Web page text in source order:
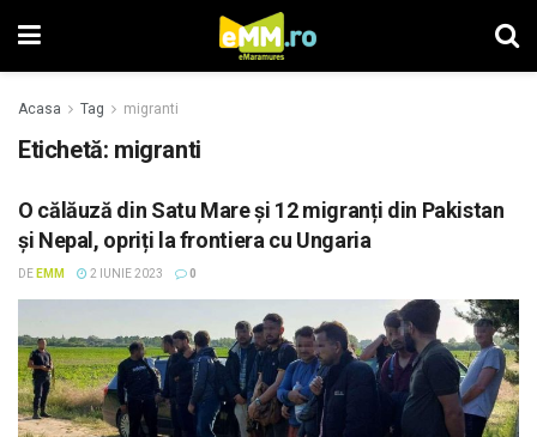
Acasa Tag migranti
Etichetă: migranti
O călăuză din Satu Mare și 12 migranți din Pakistan
şi Nepal, opriți la frontiera cu Ungaria
DE EMM 2 IUNIE 2023 0